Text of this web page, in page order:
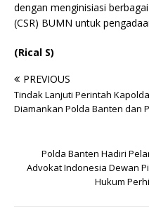
dengan menginisiasi
(CSR) BUMN untuk
(Rical S)
PREVIOUS
Tindak Lanjuti Perintah
Diamankan Polda Banten dan
Polda Banten Hadiri
Advokat Indonesia Dewan
Hukum